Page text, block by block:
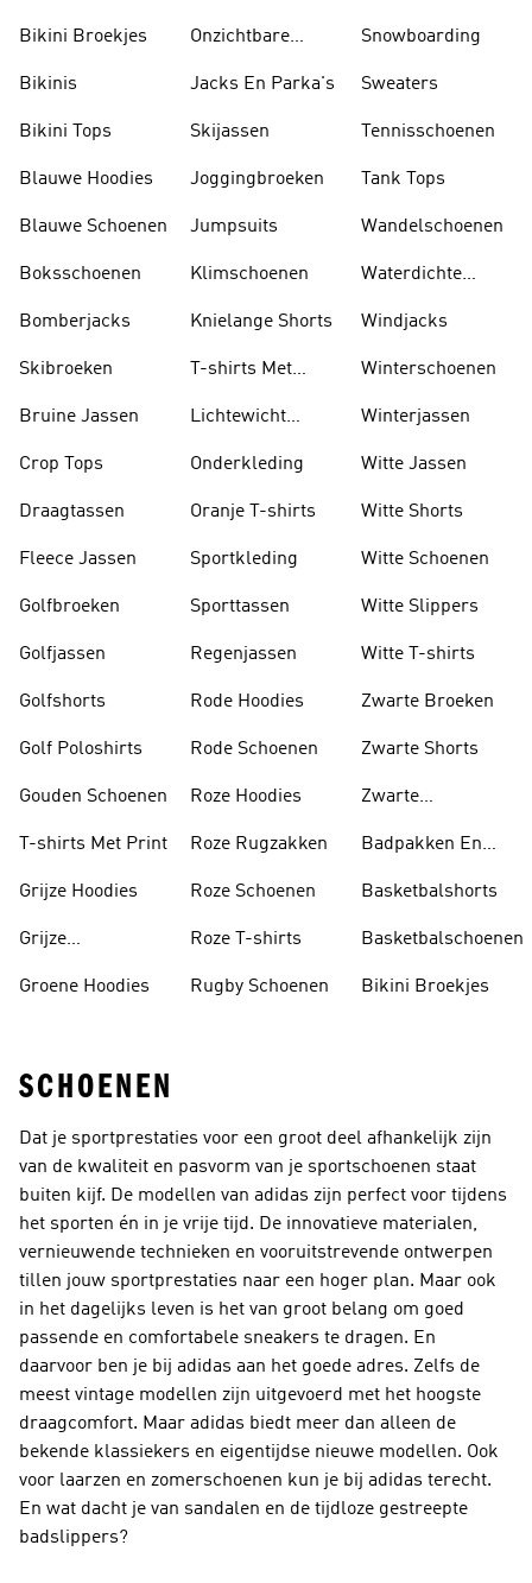
Bikini Broekjes
Bikinis
Bikini Tops
Blauwe Hoodies
Blauwe Schoenen
Boksschoenen
Bomberjacks
Skibroeken
Bruine Jassen
Crop Tops
Draagtassen
Fleece Jassen
Golfbroeken
Golfjassen
Golfshorts
Golf Poloshirts
Gouden Schoenen
T-shirts Met Print
Grijze Hoodies
Grijze
Groene Hoodies
Onzichtbare
Jacks En Parka's
Skijassen
Joggingbroeken
Jumpsuits
Klimschoenen
Knielange Shorts
T-shirts Met
Lichtewicht
Onderkleding
Oranje T-shirts
Sportkleding
Sporttassen
Regenjassen
Rode Hoodies
Rode Schoenen
Roze Hoodies
Roze Rugzakken
Roze Schoenen
Roze T-shirts
Rugby Schoenen
Snowboarding
Sweaters
Tennisschoenen
Tank Tops
Wandelschoenen
Waterdichte
Windjacks
Winterschoenen
Winterjassen
Witte Jassen
Witte Shorts
Witte Schoenen
Witte Slippers
Witte T-shirts
Zwarte Broeken
Zwarte Shorts
Zwarte
Badpakken En
Basketbalshorts
Basketbalschoenen
Bikini Broekjes
SCHOENEN
Dat je sportprestaties voor een groot deel afhankelijk zijn
van de kwaliteit en pasvorm van je sportschoenen staat
buiten kijf. De modellen van adidas zijn perfect voor tijdens
het sporten én in je vrije tijd. De innovatieve materialen,
vernieuwende technieken en vooruitstrevende ontwerpen
tillen jouw sportprestaties naar een hoger plan. Maar ook
in het dagelijks leven is het van groot belang om goed
passende en comfortabele sneakers te dragen. En
daarvoor ben je bij adidas aan het goede adres. Zelfs de
meest vintage modellen zijn uitgevoerd met het hoogste
draagcomfort. Maar adidas biedt meer dan alleen de
bekende klassiekers en eigentijdse nieuwe modellen. Ook
voor laarzen en zomerschoenen kun je bij adidas terecht.
En wat dacht je van sandalen en de tijdloze gestreepte
badslippers?